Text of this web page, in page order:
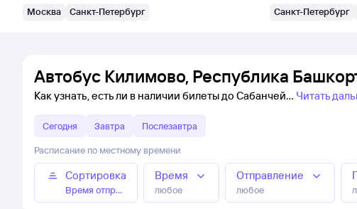
Москва Санкт-Петербург Санкт-Петербург
Автобус Килимово, Республика
Как узнать, есть ли в наличии билеты до Сабанчей Читать
Сегодня Завтра Послезавтра
Расписание по местному времени
Сортировка
Время отправления
Время
любое
Отправление
любое